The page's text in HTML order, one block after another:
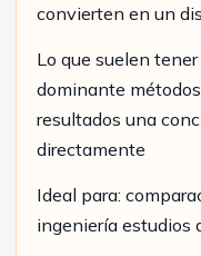
convierten en un
Lo que suelen
dominante
resultados una
directamente
Ideal para:
ingeniería estudios